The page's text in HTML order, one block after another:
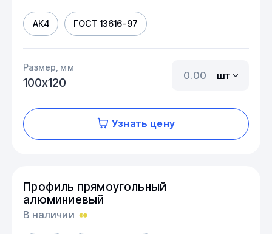
АК4 ГОСТ 13616-97
Размер, мм
100х120
шт
Узнать цену
Профиль прямоугольный
алюминиевый
В наличии